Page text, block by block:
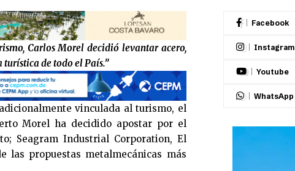
Carlos Morel decidió levantar acero,
de todo el País.”
vinculada al turismo, el
Morel ha decidido apostar por el
Seagram Industrial Corporation, El
las propuestas metalmecánicas más
Facebook
Instagram
Youtube
WhatsApp